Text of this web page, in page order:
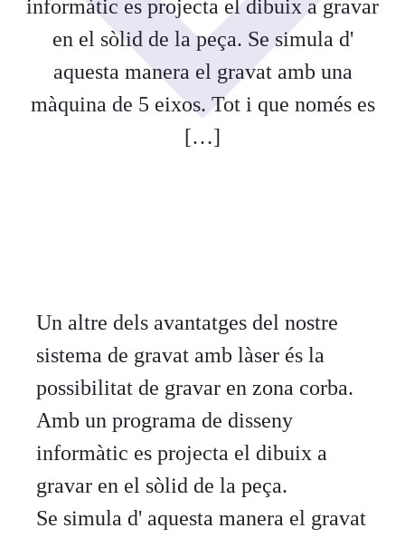
informàtic es projecta el dibuix a gravar
en el sòlid de la peça. Se simula d'
aquesta manera el gravat amb una
màquina de 5 eixos. Tot i que només es
[…]
Un altre dels avantatges del nostre
sistema de gravat amb làser és la
possibilitat de gravar en zona corba.
Amb un programa de disseny
informàtic es projecta el dibuix a
gravar en el sòlid de la peça.
Se simula d' aquesta manera el gravat